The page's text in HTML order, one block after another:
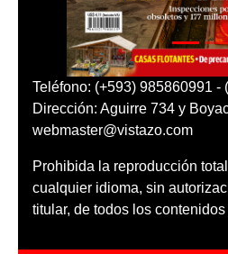
Teléfono: (+593) 985860991 -
Dirección: Aguirre 734 y
webmaster@vistazo.com
Prohibida la reproducción
cualquier idioma, sin
titular, de todos los